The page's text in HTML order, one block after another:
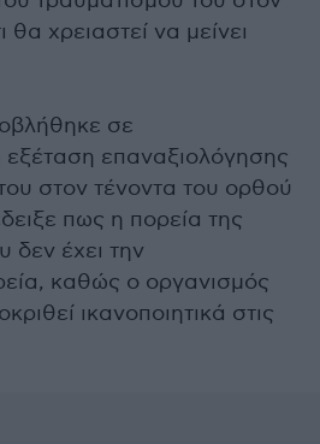
θα χρειαστεί να μείνει
σε
επαναξιολόγησης
στον τένοντα του ορθού
πως η πορεία της
δεν έχει την
καθώς ο οργανισμός
ικανοποιητικά στις